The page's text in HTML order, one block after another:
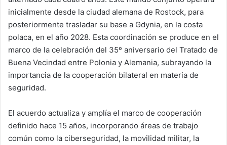
inicialmente desde la ciudad alemana de Rostock, para
posteriormente trasladar su base a Gdynia, en la costa
polaca, en el año 2028. Esta coordinación se produce en el
marco de la celebración del 35º aniversario del Tratado de
Buena Vecindad entre Polonia y Alemania, subrayando la
importancia de la cooperación bilateral en materia de
seguridad.
El acuerdo actualiza y amplía el marco de cooperación
definido hace 15 años, incorporando áreas de trabajo
común como la ciberseguridad, la movilidad militar, la